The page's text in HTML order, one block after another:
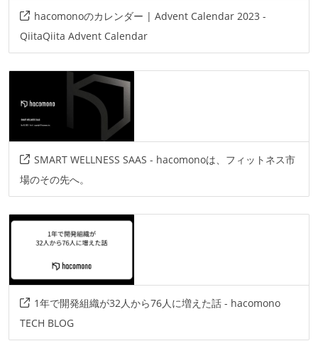
hacomonoのカレンダー | Advent Calendar 2023 -
QiitaQiita Advent Calendar
SMART WELLNESS SAAS - hacomonoは、フィットネス市
場のその先へ。
1年で開発組織が32人から76人に増えた話 - hacomono
TECH BLOG